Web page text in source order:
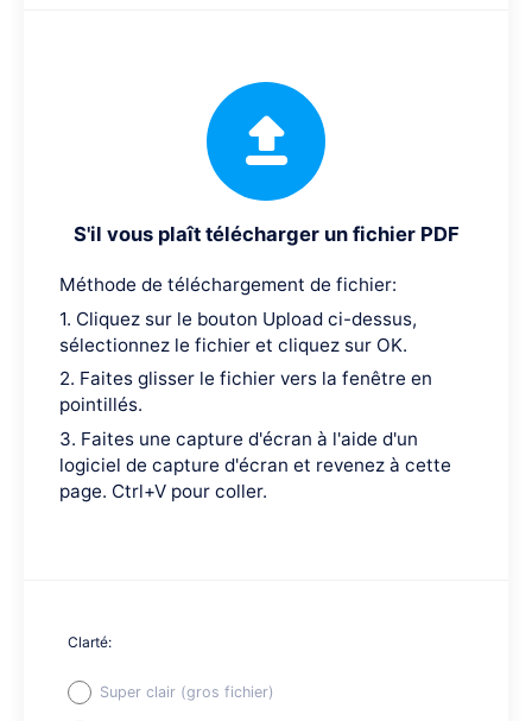
S'il vous plaît télécharger un fichier PDF
Méthode de téléchargement de fichier:
1. Cliquez sur le bouton Upload ci-dessus,
sélectionnez le fichier et cliquez sur OK.
2. Faites glisser le fichier vers la fenêtre en
pointillés.
3. Faites une capture d'écran à l'aide d'un
logiciel de capture d'écran et revenez à cette
page. Ctrl+V pour coller.
Clarté:
Super clair (gros fichier)